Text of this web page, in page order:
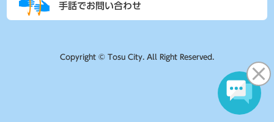
手話でお問い合わせ
Copyright © Tosu City. All Right Reserved.